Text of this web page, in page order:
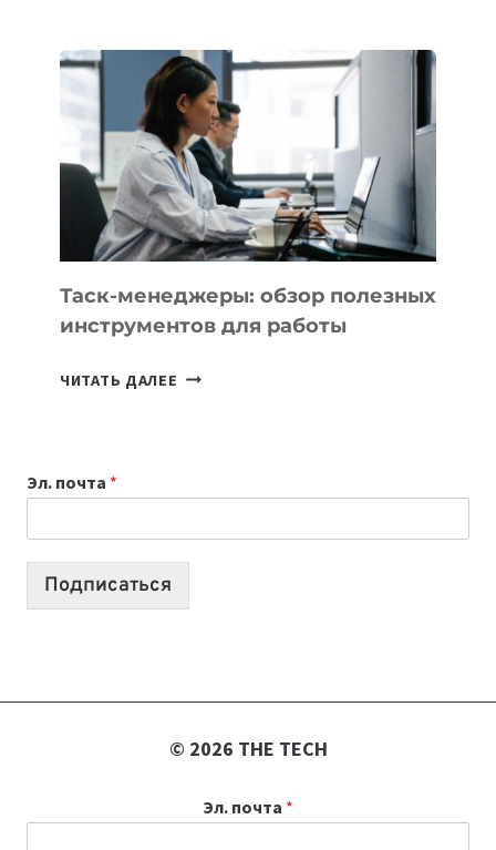
БИЗНЕСА:
КАКИЕ
3
ЗАДАЧИ
ЕМУ
МОЖНО
ПОРУЧИТЬ
УЖЕ
Таск-менеджеры: обзор полезных
инструментов для работы
ЧИТАТЬ ДАЛЕЕ ТАСК-
РАБОТЫ
Эл. почта *
Подписаться
© 2026 THE TECH
Эл. почта *